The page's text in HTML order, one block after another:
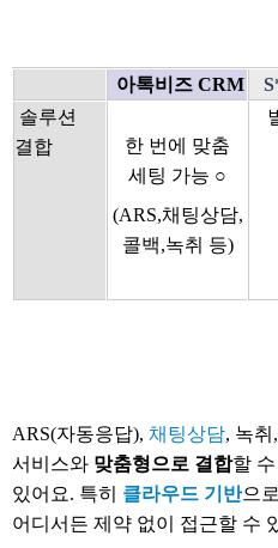
아톡비즈 CRM
솔루션
결합
한 번에 맞춤
세팅 가능 ○
(ARS,채팅상담,
콜백,녹취 등)
ARS(자동응답), 채팅상담, 녹취 ,
서비스와 맞춤형으로 결합할
있어요. 특히 클라우드 기반으
어디서든 제약 없이 접근할 수